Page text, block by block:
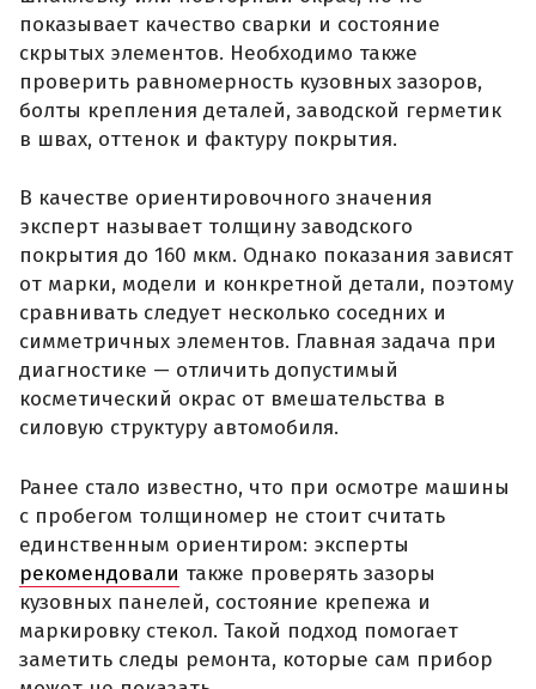
показывает качество сварки и состояние
скрытых элементов. Необходимо также
проверить равномерность кузовных зазоров,
болты крепления деталей, заводской герметик
в швах, оттенок и фактуру покрытия.
В качестве ориентировочного значения
эксперт называет толщину заводского
покрытия до 160 мкм. Однако показания зависят
от марки, модели и конкретной детали, поэтому
сравнивать следует несколько соседних и
симметричных элементов. Главная задача при
диагностике — отличить допустимый
косметический окрас от вмешательства в
силовую структуру автомобиля.
Ранее стало известно, что при осмотре машины
с пробегом толщиномер не стоит считать
единственным ориентиром: эксперты
рекомендовали также проверять зазоры
кузовных панелей, состояние крепежа и
маркировку стекол. Такой подход помогает
заметить следы ремонта, которые сам прибор